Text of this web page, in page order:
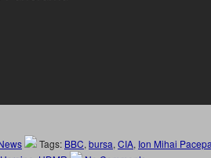
Tags: BBC, bursa, CIA, Ion Mihai